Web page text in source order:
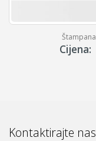
Cijena:
Kontaktirajte